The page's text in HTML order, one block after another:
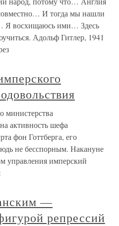
И тогда мы нашли
Я восхищаюсь ими… Здесь
Адольф Гитлер, 1941
министерства
активность шефа
фон Готтберга, его
не бесспорным. Накануне
управления имперский
—
репрессий